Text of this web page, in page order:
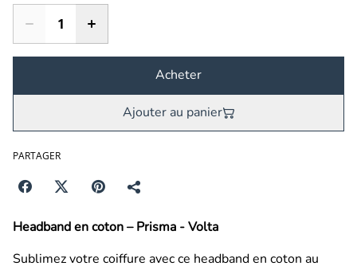
Acheter
Ajouter au panier
PARTAGER
Headband en coton – Prisma - Volta
Sublimez votre coiffure avec ce headband en coton au